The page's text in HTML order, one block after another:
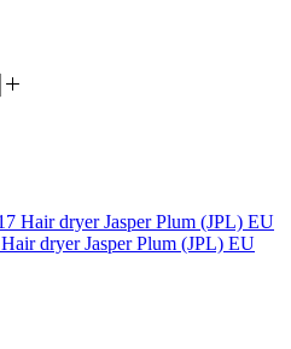
dryer Jasper Plum (JPL) EU